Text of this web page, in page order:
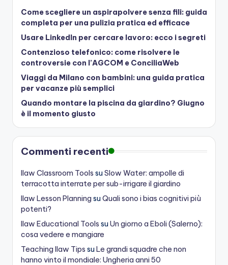
Come scegliere un aspirapolvere senza fili: guida
completa per una pulizia pratica ed efficace
Usare LinkedIn per cercare lavoro: ecco i segreti
Contenzioso telefonico: come risolvere le
controversie con l’AGCOM e ConciliaWeb
Viaggi da Milano con bambini: una guida pratica
per vacanze più semplici
Quando montare la piscina da giardino? Giugno
è il momento giusto
Commenti recenti
Ilaw Classroom Tools suSlow Water: ampolle di
terracotta interrate per sub-irrigare il giardino
Ilaw Lesson Planning suQuali sono i bias cognitivi più
potenti?
Ilaw Educational Tools suUn giorno a Eboli (Salerno):
cosa vedere e mangiare
Teaching Ilaw Tips suLe grandi squadre che non
hanno vinto il mondiale: Ungheria anni 50